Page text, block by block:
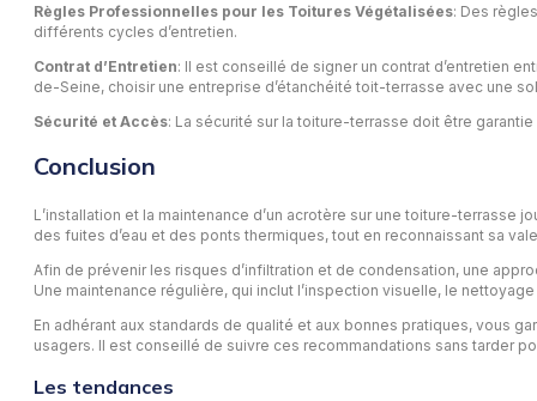
Règles Professionnelles pour les Toitures Végétalisées: Des
différents cycles d’entretien.
Contrat d’Entretien: Il est conseillé de signer un contrat d’entretien
de-Seine, choisir une entreprise d’étanchéité toit-terrasse avec une
Sécurité et Accès: La sécurité sur la toiture-terrasse doit être
Conclusion
L’installation et la maintenance d’un acrotère sur une toiture-terrasse
des fuites d’eau et des ponts thermiques, tout en reconnaissant sa
Afin de prévenir les risques d’infiltration et de condensation, une
Une maintenance régulière, qui inclut l’inspection visuelle, le
En adhérant aux standards de qualité et aux bonnes pratiques, vous
usagers. Il est conseillé de suivre ces recommandations sans tarder
Les tendances